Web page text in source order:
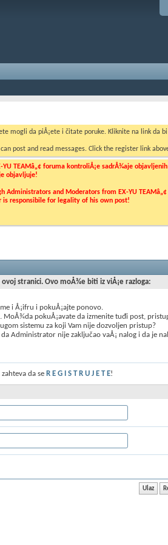
mogli da piÅ¡ete i čitate poruke. Kliknite na link da
post and read messages. Click the register link
TEAMâ„¢ foruma kontroliÅ¡e sadrÅ¾aje
objavljuje!
and Moderators from EX-YU
is responsibile for legality of his own post!
stranici. Ovo moÅ¾e biti iz viÅ¡e razloga:
i Å¡ifru i pokuÅ¡ajte ponovo.
pokuÅ¡avate da izmenite tuđi post,
sistemu za koji Vam nije dozvoljen pristup?
Administrator nije zaključao vaÅ¡ nalog i da je
da se R E G I S T R U J E T E!